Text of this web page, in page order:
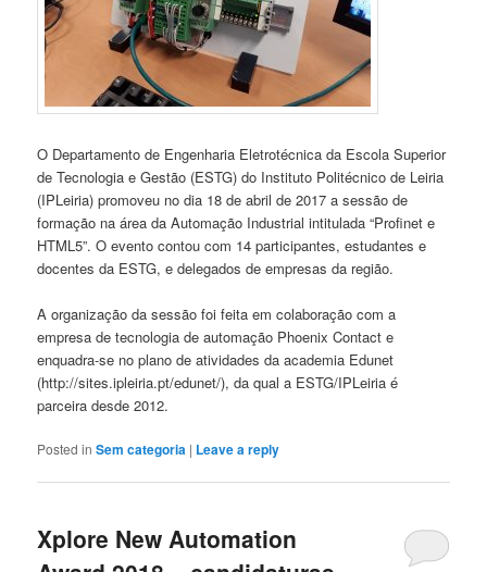
O Departamento de Engenharia Eletrotécnica da Escola Superior
de Tecnologia e Gestão (ESTG) do Instituto Politécnico de Leiria
(IPLeiria) promoveu no dia 18 de abril de 2017 a sessão de
formação na área da Automação Industrial intitulada “Profinet e
HTML5”. O evento contou com 14 participantes, estudantes e
docentes da ESTG, e delegados de empresas da região.
A organização da sessão foi feita em colaboração com a
empresa de tecnologia de automação Phoenix Contact e
enquadra-se no plano de atividades da academia Edunet
(http://sites.ipleiria.pt/edunet/), da qual a ESTG/IPLeiria é
parceira desde 2012.
Posted in Sem categoria | Leave a reply
Xplore New Automation